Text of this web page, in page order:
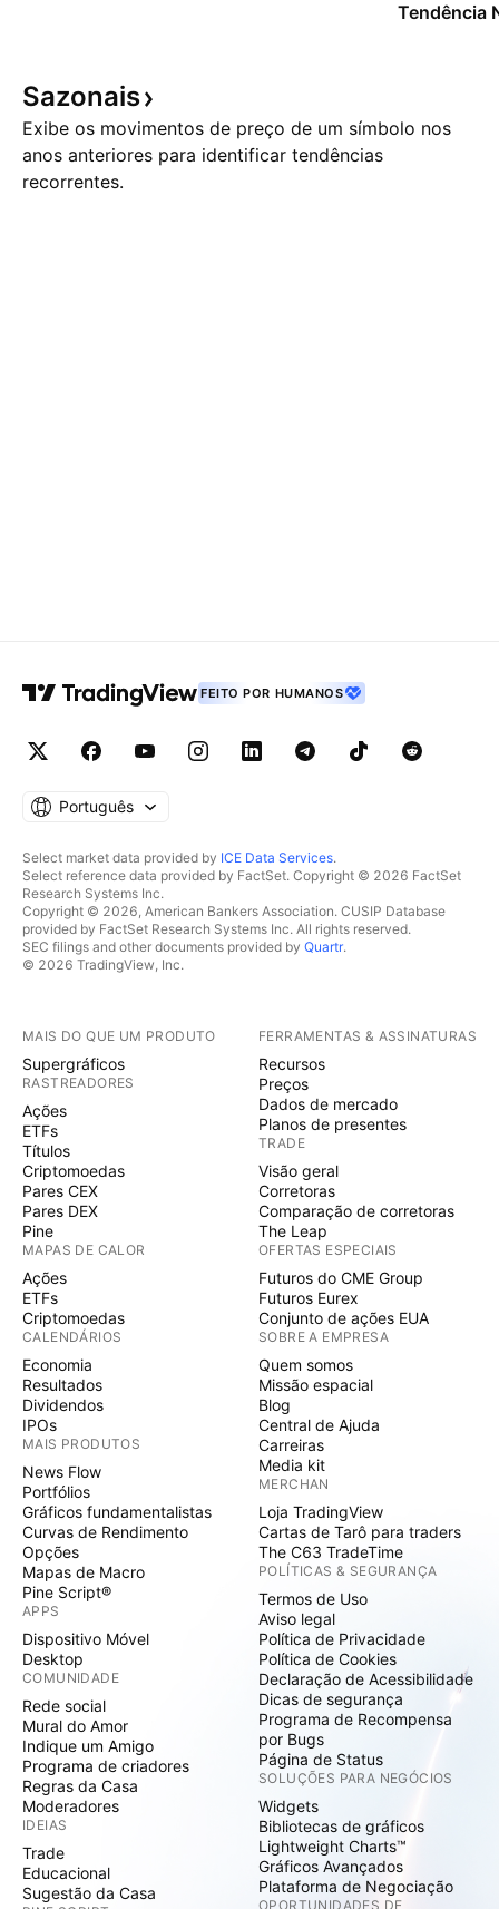
Tendência
Sazonais
Exibe os movimentos de preço de um símbolo nos
anos anteriores para identificar tendências
recorrentes.
FEITO POR HUMANOS
Português
Select market data provided by ICE Data Services.
Select reference data provided by FactSet. Copyright © 2026 FactSet
Research Systems Inc.
Copyright © 2026, American Bankers Association. CUSIP Database
provided by FactSet Research Systems Inc. All rights reserved.
SEC filings and other documents provided by Quartr.
© 2026 TradingView, Inc.
MAIS DO QUE UM PRODUTO
Supergráficos
RASTREADORES
Ações
ETFs
Títulos
Criptomoedas
Pares CEX
Pares DEX
Pine
MAPAS DE CALOR
Ações
ETFs
Criptomoedas
CALENDÁRIOS
Economia
Resultados
Dividendos
IPOs
MAIS PRODUTOS
News Flow
Portfólios
Gráficos fundamentalistas
Curvas de Rendimento
Opções
Mapas de Macro
Pine Script®
APPS
Dispositivo Móvel
Desktop
COMUNIDADE
Rede social
Mural do Amor
Indique um Amigo
Programa de criadores
Regras da Casa
Moderadores
IDEIAS
Trade
Educacional
Sugestão da Casa
FERRAMENTAS & ASSINATURAS
Recursos
Preços
Dados de mercado
Planos de presentes
TRADE
Visão geral
Corretoras
Comparação de corretoras
The Leap
OFERTAS ESPECIAIS
Futuros do CME Group
Futuros Eurex
Conjunto de ações EUA
SOBRE A EMPRESA
Quem somos
Missão espacial
Blog
Central de Ajuda
Carreiras
Media kit
MERCHAN
Loja TradingView
Cartas de Tarô para traders
The C63 TradeTime
POLÍTICAS & SEGURANÇA
Termos de Uso
Aviso legal
Política de Privacidade
Política de Cookies
Declaração de Acessibilidade
Dicas de segurança
Programa de Recompensa
por Bugs
Página de Status
SOLUÇÕES PARA NEGÓCIOS
Widgets
Bibliotecas de gráficos
Lightweight Charts™
Gráficos Avançados
Plataforma de Negociação
OPORTUNIDADES DE